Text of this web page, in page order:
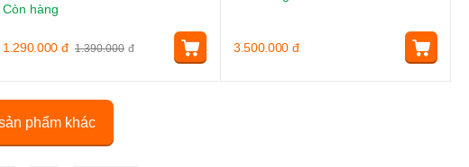
Còn hàng
1.390.000 đ
1.290.000 đ 3.500.000 đ
phẩm khác